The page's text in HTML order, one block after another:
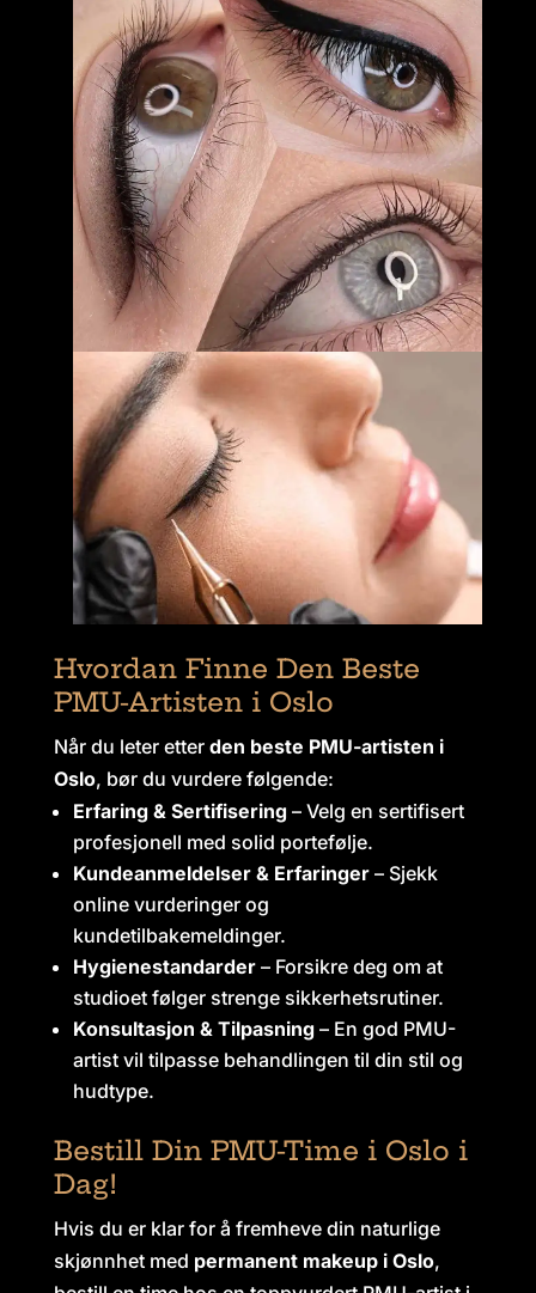
Hvordan Finne Den Beste
PMU-Artisten i Oslo
Når du leter etter den beste PMU-artisten i
Oslo, bør du vurdere følgende:
Erfaring & Sertifisering– Velg en sertifisert
profesjonell med solid portefølje.
Kundeanmeldelser & Erfaringer– Sjekk
online vurderinger og
kundetilbakemeldinger.
Hygienestandarder– Forsikre deg om at
studioet følger strenge sikkerhetsrutiner.
Konsultasjon & Tilpasning– En god PMU-
artist vil tilpasse behandlingen til din stil og
hudtype.
Bestill Din PMU-Time i Oslo i
Dag!
Hvis du er klar for å fremheve din naturlige
skjønnhet med permanent makeup i Oslo,